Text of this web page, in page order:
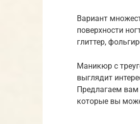
Вариант
поверхности
глиттер,
Маникюр с
выглядит
Предлагаем
которые вы